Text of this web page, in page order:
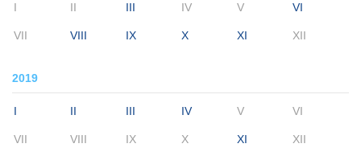
I II III IV V VI
VII VIII IX X XI XII
2019
I II III IV V VI
VII VIII IX X XI XII